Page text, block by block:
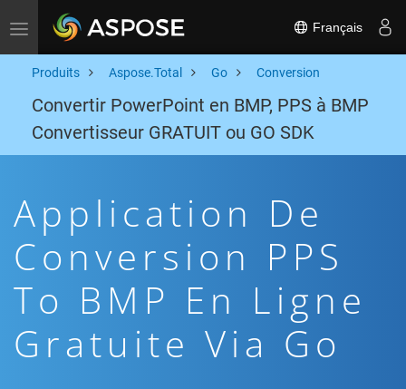
Toggle navigation Français
Produits Aspose.Total Go Conversion
Convertir PowerPoint en BMP, PPS à BMP
Convertisseur GRATUIT ou GO SDK
Application De
Conversion PPS
To BMP En Ligne
Gratuite Via Go